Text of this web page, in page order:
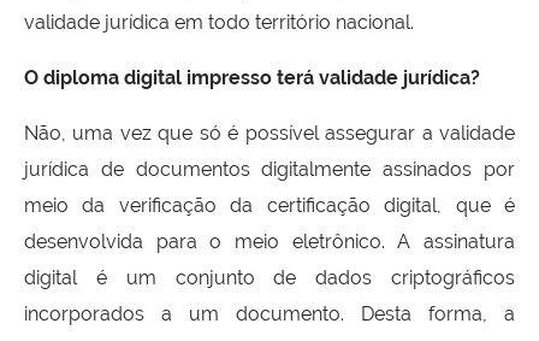
validade jurídica em todo território nacional.
O diploma digital impresso terá validade jurídica?
Não, uma vez que só é possível assegurar a validade
jurídica de documentos digitalmente assinados por
meio da verificação da certificação digital, que é
desenvolvida para o meio eletrônico. A assinatura
digital é um conjunto de dados criptográficos
incorporados a um documento. Desta forma, a